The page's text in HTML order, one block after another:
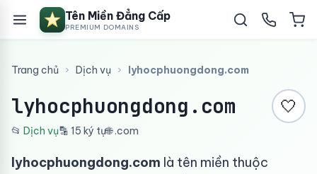
Tên Miền Đẳng Cấp
PREMIUM DOMAINS
Trang chủ › Dịch vụ › lyhocphuongdong.com
lyhocphuongdong.com 🤍
📂 Dịch vụ🔡 15 ký tự🌐 .com
lyhocphuongdong.com là tên miền thuộc